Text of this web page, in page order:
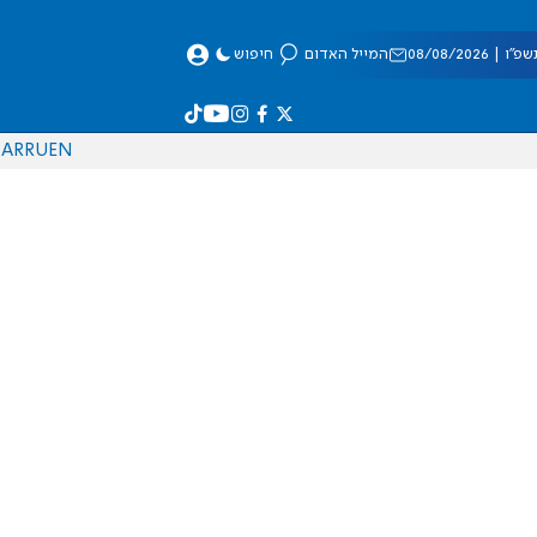
08/2026 המייל האדום חיפוש
EN
RU
AR